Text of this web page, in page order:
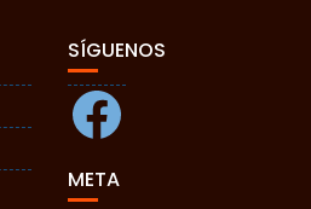
SÍGUENOS
Facebook
META